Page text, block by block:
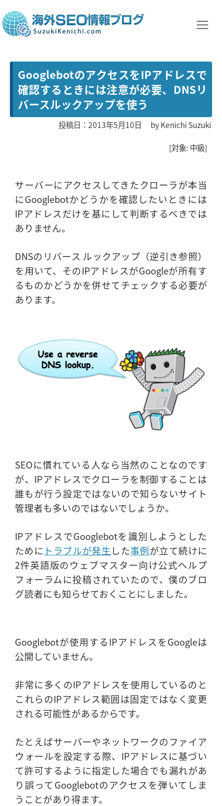
GooglebotのアクセスをIPアドレスで
確認するときには注意が必要、DNSリ
バースルックアップを使う
投稿日：2013年5月10日 byKenichi Suzuki
[対象: 中級]
サーバーにアクセスしてきたクローラが本当
にGooglebotかどうかを確認したいときには
IPアドレスだけを基にして判断するべきでは
ありません。
DNSのリバース ルックアップ（逆引き参照）
を用いて、そのIPアドレスがGoogleが所有す
るものかどうかを併せてチェックする必要が
あります。
SEOに慣れている人なら当然のことなのです
が、IPアドレスでクローラを制御することは
誰もが行う設定ではないので知らないサイト
管理者も多いのではないでしょうか。
IPアドレスでGooglebotを識別しようとした
ために トラブルが発生 した事例が立て続けに
2件英語版のウェブマスター向け公式ヘルプ
フォーラムに投稿されていたので、僕のブロ
グ読者にも知らせておくことにしました。
Googlebotが使用するIPアドレスをGoogleは
公開していません。
非常に多くのIPアドレスを使用しているのと
これらのIPアドレス範囲は固定ではなく変更
される可能性があるからです。
たとえばサーバーやネットワークのファイア
ウォールを設定する際、IPアドレスに基づい
て許可するように指定した場合でも漏れがあ
り誤ってGooglebotのアクセスを弾いてしま
うことがあり得ます。